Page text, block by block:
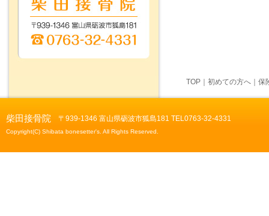
TOP 初めての方へ 保
柴田接骨院 〒939-1346 富山県砺波市狐島181 TEL0763-32-4331
Copyright(C) Shibata bonesetter's. All Rights Reserved.